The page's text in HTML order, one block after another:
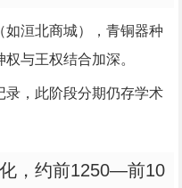
如洹北商城），青铜器种
与王权结合加深。
录，此阶段分期仍存学术
化，约前1250—前10